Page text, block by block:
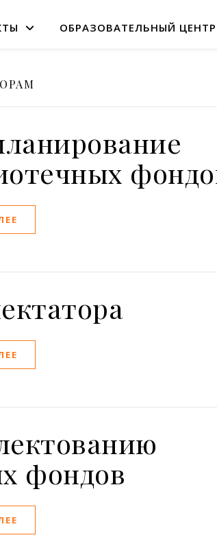
ОБРАЗОВАТЕЛЬНЫЙ ЦЕНТР
фондов